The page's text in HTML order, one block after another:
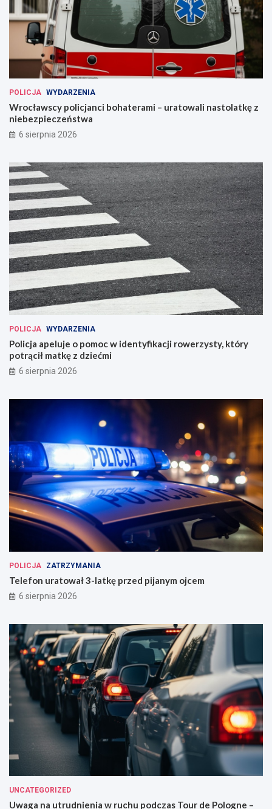
POLICJA WYDARZENIA
Wrocławscy policjanci bohaterami – uratowali nastolatkę z
niebezpieczeństwa
6 sierpnia 2026
POLICJA WYDARZENIA
Policja apeluje o pomoc w identyfikacji rowerzysty, który
potrącił matkę z dziećmi
6 sierpnia 2026
POLICJA ZATRZYMANIA
Telefon uratował 3-latkę przed pijanym ojcem
6 sierpnia 2026
UNCATEGORIZED
Uwaga na utrudnienia w ruchu podczas Tour de Pologne –